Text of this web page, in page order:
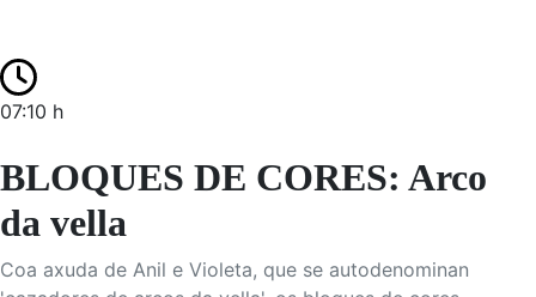
07:10 h
BLOQUES DE CORES: Arco
da vella
Coa axuda de Anil e Violeta, que se autodenominan